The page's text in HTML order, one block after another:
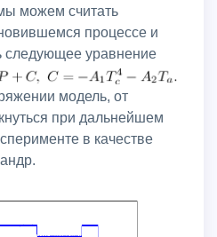
можем считать
процессе и
следующее уравнение
модель, от
при дальнейшем
в качестве